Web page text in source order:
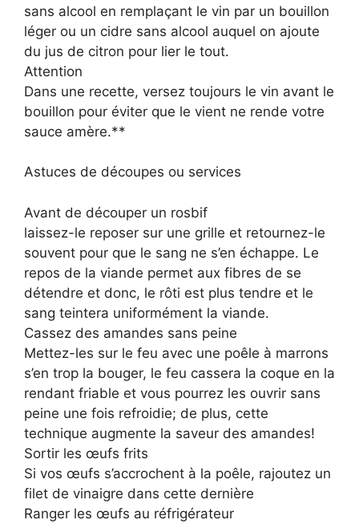
sans alcool en remplaçant le vin par un bouillon
léger ou un cidre sans alcool auquel on ajoute
du jus de citron pour lier le tout.
Attention
Dans une recette, versez toujours le vin avant le
bouillon pour éviter que le vient ne rende votre
sauce amère.**
Astuces de découpes ou services
Avant de découper un rosbif
laissez-le reposer sur une grille et retournez-le
souvent pour que le sang ne s’en échappe. Le
repos de la viande permet aux fibres de se
détendre et donc, le rôti est plus tendre et le
sang teintera uniformément la viande.
Cassez des amandes sans peine
Mettez-les sur le feu avec une poêle à marrons
s’en trop la bouger, le feu cassera la coque en la
rendant friable et vous pourrez les ouvrir sans
peine une fois refroidie; de plus, cette
technique augmente la saveur des amandes!
Sortir les œufs frits
Si vos œufs s’accrochent à la poêle, rajoutez un
filet de vinaigre dans cette dernière
Ranger les œufs au réfrigérateur